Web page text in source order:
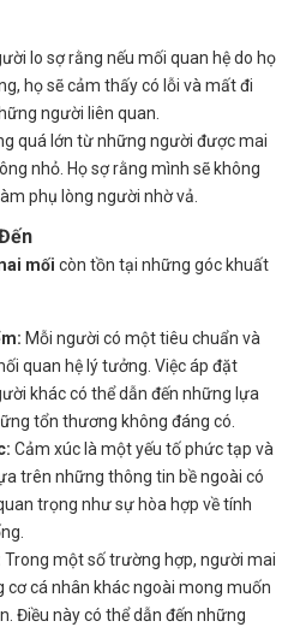
lo sợ rằng nếu mối quan hệ do họ
họ sẽ cảm thấy có lỗi và mất đi
người liên quan.
quá lớn từ những người được mai
nhỏ. Họ sợ rằng mình sẽ không
phụ lòng người nhờ vả.
mối còn tồn tại những góc khuất
Mỗi người có một tiêu chuẩn và
quan hệ lý tưởng. Việc áp đặt
khác có thể dẫn đến những lựa
tổn thương không đáng có.
Cảm xúc là một yếu tố phức tạp và
trên những thông tin bề ngoài có
trọng như sự hòa hợp về tính
Trong một số trường hợp, người mai
cơ cá nhân khác ngoài mong muốn
Điều này có thể dẫn đến những